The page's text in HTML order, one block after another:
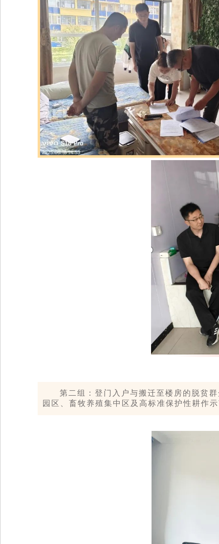
第二组：登门入户与搬迁至楼房的脱贫
园区、畜牧养殖集中区及高标准保护性耕作